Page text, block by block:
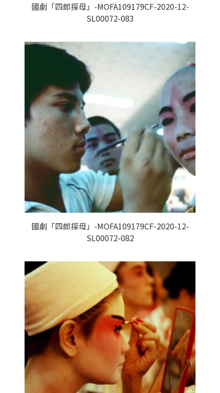
國劇「四郎探母」-MOFA109179CF-2020-12-
SL00072-083
國劇「四郎探母」-MOFA109179CF-2020-12-
SL00072-082